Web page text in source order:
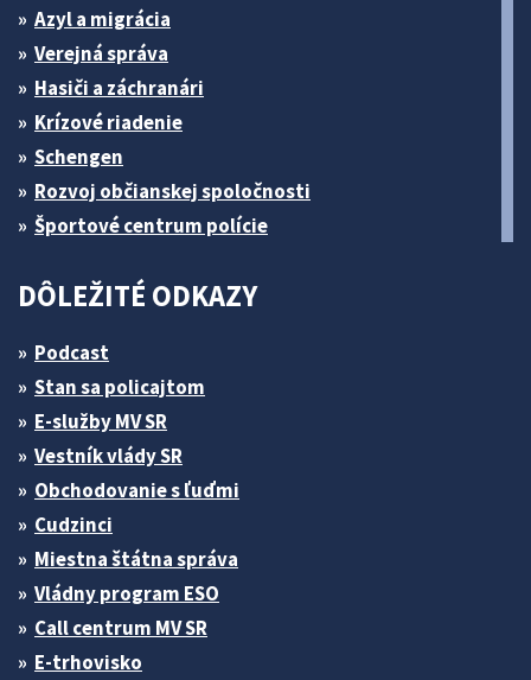
Azyl a migrácia
Verejná správa
Hasiči a záchranári
Krízové riadenie
Schengen
Rozvoj občianskej spoločnosti
Športové centrum polície
DÔLEŽITÉ ODKAZY
Podcast
Stan sa policajtom
E-služby MV SR
Vestník vlády SR
Obchodovanie s ľuďmi
Cudzinci
Miestna štátna správa
Vládny program ESO
Call centrum MV SR
E-trhovisko